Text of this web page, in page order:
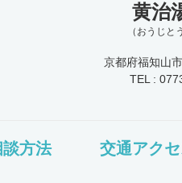
黄治
（おうじと
京都府福知山
TEL :
談方法 交通アク